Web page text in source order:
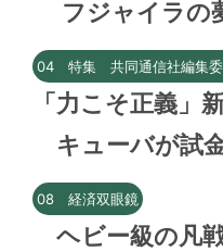
フジャイラの
04 特集 共同通信社編集委
「力こそ正義」
キューバが試
08 経済双眼鏡
ヘビー級の凡